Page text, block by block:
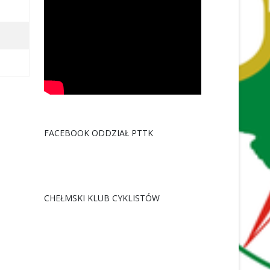
FACEBOOK ODDZIAŁ PTTK
CHEŁMSKI KLUB CYKLISTÓW